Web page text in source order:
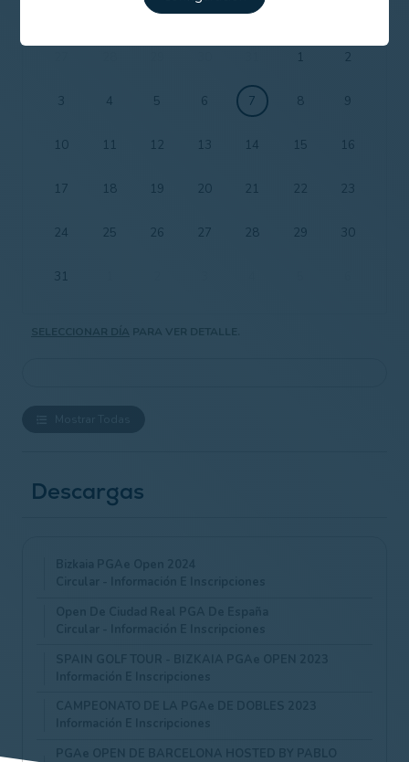
1 2
3 4 5 6 7 8 9
10 11 12 13 14 15 16
17 18 19 20 21 22 23
24 25 26 27 28 29 30
31
SELECCIONAR DÍA PARA VER DETALLE.
Descargas